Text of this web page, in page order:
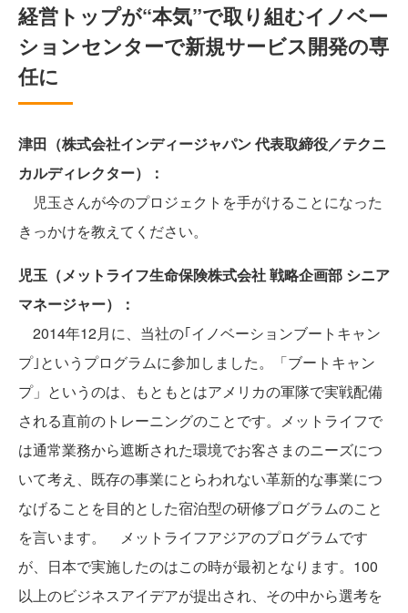
経営トップが“本気”で取り組むイノベー
ションセンターで新規サービス開発の専
任に
津田（株式会社インディージャパン 代表取締役／テクニ
カルディレクター）：
児玉さんが今のプロジェクトを手がけることになった
きっかけを教えてください。
児玉（メットライフ生命保険株式会社 戦略企画部 シニア
マネージャー）：
2014年12月に、当社の｢イノベーションブートキャン
プ｣というプログラムに参加しました。「ブートキャン
プ」というのは、もともとはアメリカの軍隊で実戦配備
される直前のトレーニングのことです。メットライフで
は通常業務から遮断された環境でお客さまのニーズにつ
いて考え、既存の事業にとらわれない革新的な事業につ
なげることを目的とした宿泊型の研修プログラムのこと
を言います。 メットライフアジアのプログラムです
が、日本で実施したのはこの時が最初となります。100
以上のビジネスアイデアが提出され、その中から選考を